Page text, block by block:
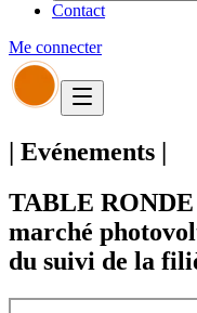
Contact
Me connecter
| Evénements |
TABLE RONDE
marché
du suivi de la